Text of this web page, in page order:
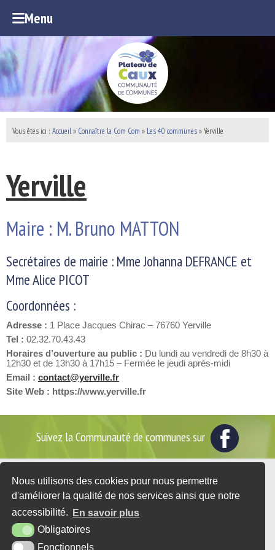
Nous utilisons des cookies pour nous permettre
d'améliorer la qualité de nos services ainsi que notre
accessibilité.
En savoir plus
Obligatoires
Fonctionnels
Menu
Vous êtes ici : Accueil» Connaître la Com Com » Les 40 communes»Yerville
Yerville
Maire : M. Bruno MATTON
Secrétaires de mairie : Mme Johanna DEFRANCE et
Mme Alice PICOT
Coordonnées :
Adresse : 1 Place Jacques Chirac – 76760 Yerville
Tel : 02.32.70.43.43
Horaires d’ouverture au public : Du lundi au vendredi de 8h30 à
12h30 et de 13h30 à 17h15 – Fermée le jeudi après-midi
Email : contact@yerville.fr
Site Web : https://www.yerville.fr
Suivez la Communauté de communes sur
2 place du Général de Gaulle - BP35
76560 DOUDEVILLE
Tél. : 02 35 95 07 25